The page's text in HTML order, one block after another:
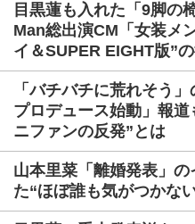
目黒蓮も入れた「9脚の
Man総出演CM「女装メ
イ＆SUPER EIGHT版”
「バチバチに荒れそう
プロデュース始動」報
ニファンの反発”とは
山本里菜「離婚発表」
た“ほぼ誰も気がつかな